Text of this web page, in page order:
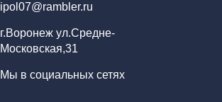
ipol07@rambler.ru
г.Воронеж ул.Средне-
Московская,31
Мы в социальных сетях